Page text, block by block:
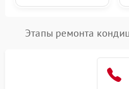
Этапы ремонта